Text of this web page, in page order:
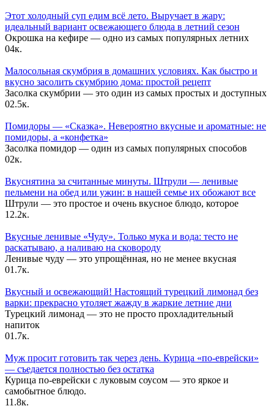
Этот холодный суп едим всё лето. Выручает в жару:
идеальный вариант освежающего блюда в летний сезон
Окрошка на кефире — одно из самых популярных летних
04к.
Малосольная скумбрия в домашних условиях. Как быстро и
вкусно засолить скумбрию дома: простой рецепт
Засолка скумбрии — это один из самых простых и доступных
02.5к.
Помидоры — «Сказка». Невероятно вкусные и ароматные: не
помидоры, а «конфетка»
Засолка помидор — один из самых популярных способов
02к.
Вкуснятина за считанные минуты. Штрули — ленивые
пельмени на обед или ужин: в нашей семье их обожают все
Штрули — это простое и очень вкусное блюдо, которое
12.2к.
Вкусные ленивые «Чуду». Только мука и вода: тесто не
раскатываю, а наливаю на сковороду
Ленивые чуду — это упрощённая, но не менее вкусная
01.7к.
Вкусный и освежающий! Настоящий турецкий лимонад без
варки: прекрасно утоляет жажду в жаркие летние дни
Турецкий лимонад — это не просто прохладительный
напиток
01.7к.
Муж просит готовить так через день. Курица «по-еврейски»
— съедается полностью без остатка
Курица по-еврейски с луковым соусом — это яркое и
самобытное блюдо.
11.8к.